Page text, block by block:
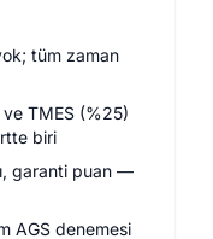
tüm zaman
TMES (%25)
biri
garanti puan —
AGS denemesi